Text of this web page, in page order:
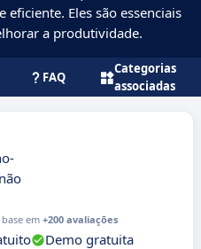
Eles são essenciais
a produtividade.
FAQ
Categorias
associadas
em +200 avaliações
Demo gratuita